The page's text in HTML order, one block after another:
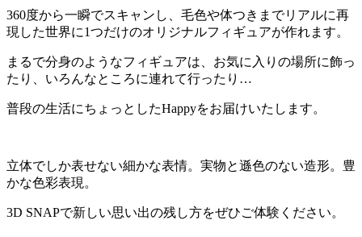
360度から一瞬でスキャンし、毛色や体つきまでリアルに再
現した世界に1つだけのオリジナルフィギュアが作れます。
まるで分身のようなフィギュアは、お気に入りの場所に飾っ
たり、いろんなところに連れて行ったり…
普段の生活にちょっとしたHappyをお届けいたします。
立体でしか表せない細かな表情。実物と遜色のない造形。豊
かな色彩表現。
3D SNAPで新しい思い出の残し方をぜひご体験ください。